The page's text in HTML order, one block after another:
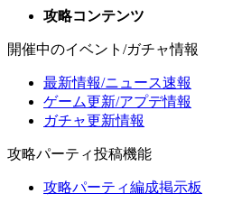
攻略コンテンツ
開催中のイベント/ガチャ情報
最新情報/ニュース速報
ゲーム更新/アプデ情報
ガチャ更新情報
攻略パーティ投稿機能
攻略パーティ編成掲示板